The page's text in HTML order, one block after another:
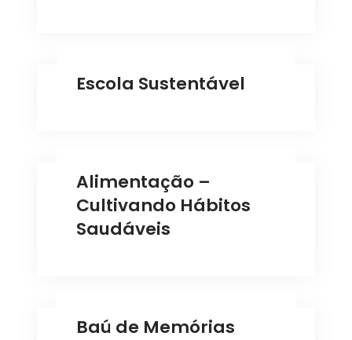
Escola Sustentável
Alimentação –
Cultivando Hábitos
Saudáveis
Baú de Memórias